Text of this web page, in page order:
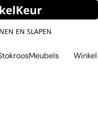
EN SLAPEN